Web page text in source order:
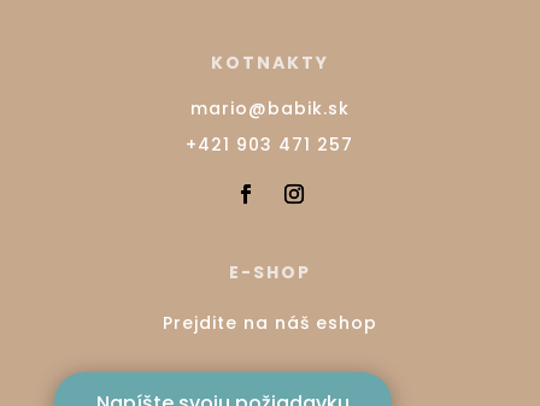
KOTNAKTY
mario@babik.sk
+421 903 471 257
E-SHOP
Prejdite na náš eshop